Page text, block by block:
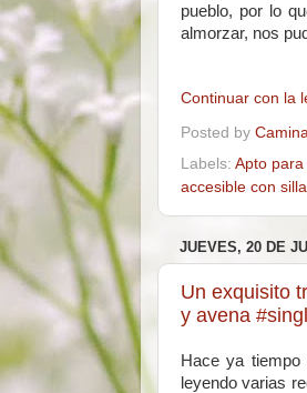
pueblo, por lo
almorzar, nos
Continuar con la
Posted by
Labels: Apto
accesible con
JUEVES, 20 DE
Un exquisito
y avena
Hace ya
leyendo varias